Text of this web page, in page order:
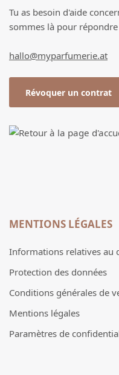
Tu as besoin d'aide
sommes là pour
hallo@myparfumerie.at
Révoquer un contrat
MENTIONS LÉGALES
Informations relatives au
Protection des données
Conditions générales de
Mentions légales
Paramètres de